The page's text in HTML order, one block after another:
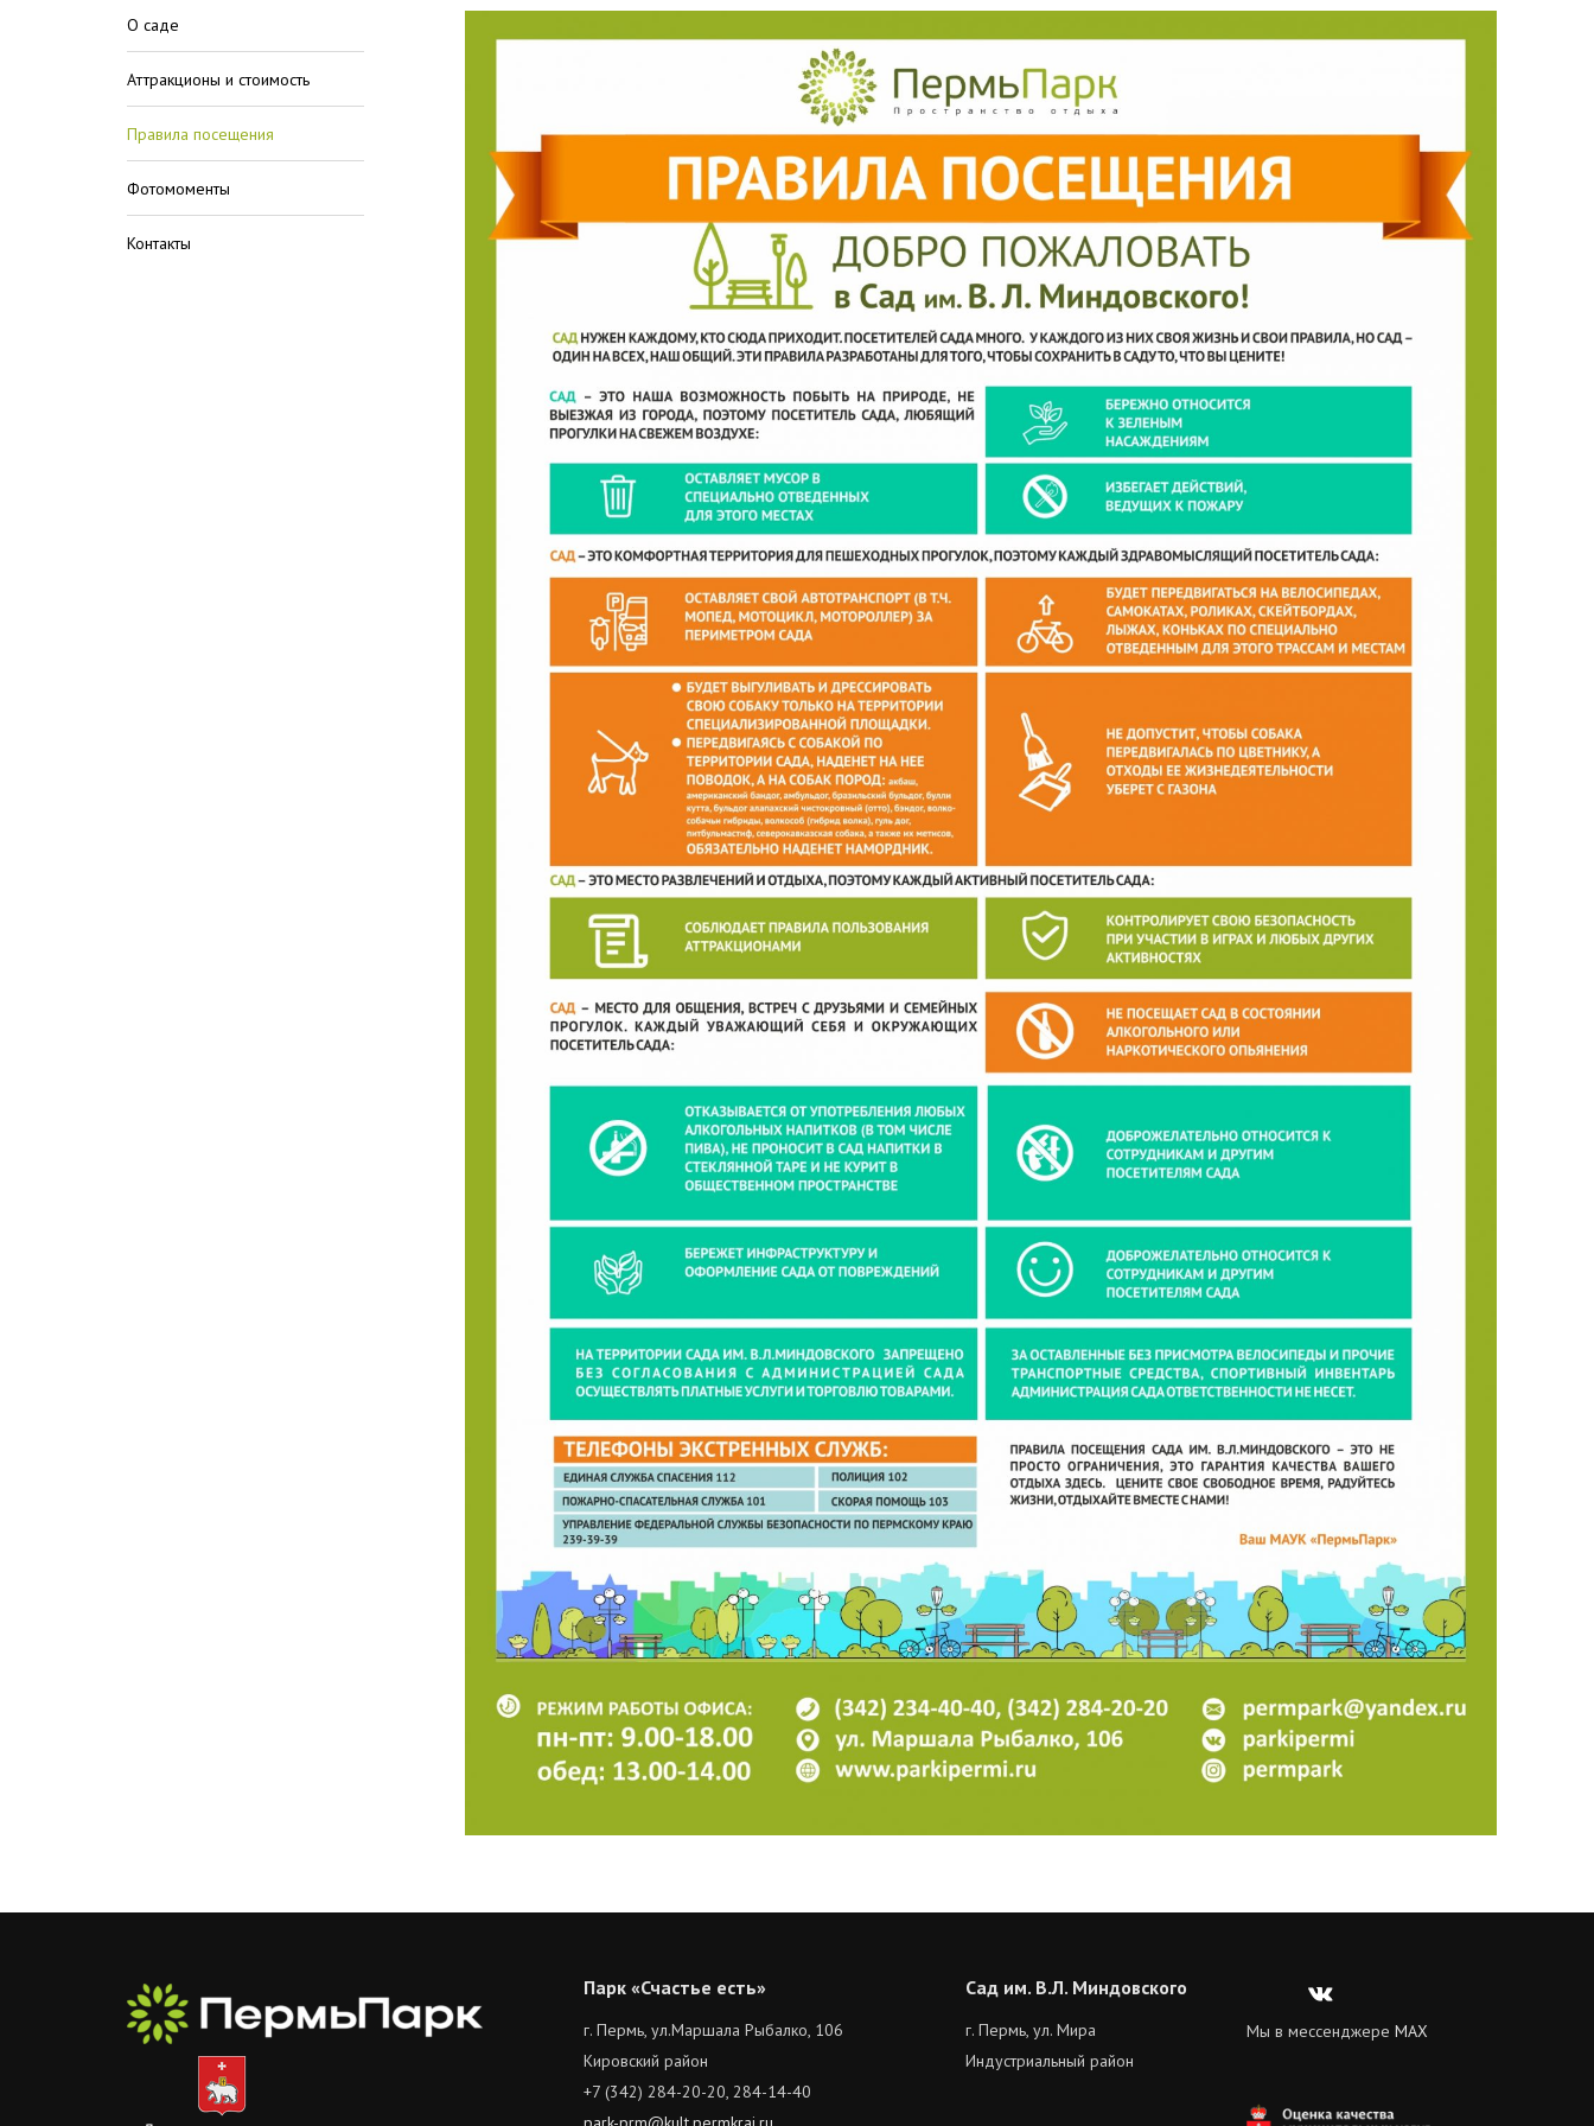
О саде
Аттракционы и стоимость
Правила посещения
Фотомоменты
Контакты
Парк «Счастье есть»
г. Пермь, ул.Маршала Рыбалко, 106
Кировский район
+7 (342) 284-20-20, 284-14-40
Сад им. В.Л. Миндовского
г. Пермь, ул. Мира
Индустриальный район
Вконтакте
Мы в мессенджере MAX